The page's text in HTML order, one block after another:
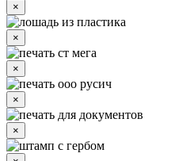
×
×
×
×
×